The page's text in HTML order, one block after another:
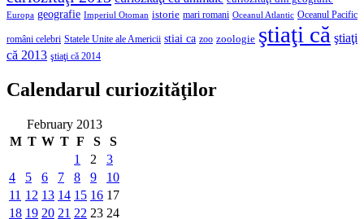
Europa geografie Imperiul Otoman istorie mari romani Oceanul Atlantic Oceanul Pacific
români celebri Statele Unite ale Americii stiai ca zoo zoologie ştiaţi că ştiaţi
că 2013 ştiaţi că 2014
Calendarul curiozităţilor
February 2013
M T W T F S
S
1
2
3
4
5 6 7 8 9
10
11 12 13 14 15 16 17
18 19 20 21 22 23 24